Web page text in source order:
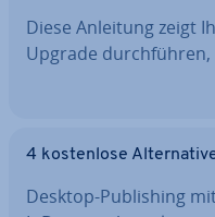
Diese Anleitung zeigt
Upgrade
4 kos­ten­lo­se
Desktop-Pu­bli­shing